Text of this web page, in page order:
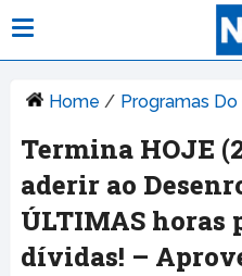
Home / Programas
Termina HOJE
aderir ao
ÚLTIMAS horas
dívidas! –